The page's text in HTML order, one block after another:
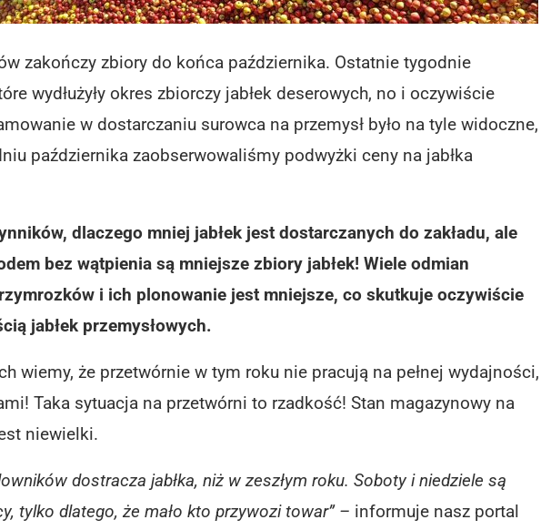
zakończy zbiory do końca października. Ostatnie tygodnie
wydłużyły okres zbiorczy jabłek deserowych, no i oczywiście
w dostarczaniu surowca na przemysł było na tyle widoczne,
października zaobserwowaliśmy podwyżki ceny na jabłka
dlaczego mniej jabłek jest dostarczanych do zakładu, ale
bez wątpienia są mniejsze zbiory jabłek! Wiele odmian
i ich plonowanie jest mniejsze, co skutkuje oczywiście
jabłek przemysłowych.
wiemy, że przetwórnie w tym roku nie pracują na pełnej wydajności,
Taka sytuacja na przetwórni to rzadkość! Stan magazynowy na
niewielki.
dostracza jabłka, niż w zeszłym roku. Soboty i niedziele są
tylko dlatego, że mało kto przywozi towar” – informuje nasz portal